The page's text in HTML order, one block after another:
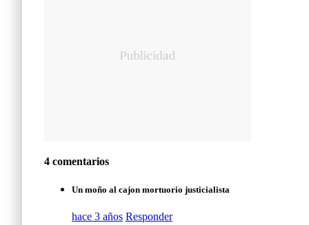
4 comentarios
Un moño al cajon mortuorio justicialista
hace 3 años Responder